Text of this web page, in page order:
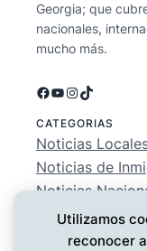
Georgia; que
nacionales,
mucho más.
Facebook
YouTube
Instagram
TikTok
CATEGORIAS
Noticias
Noticias de
Noticias
Deportes
Entretenimiento
Utilizamos
reconocer